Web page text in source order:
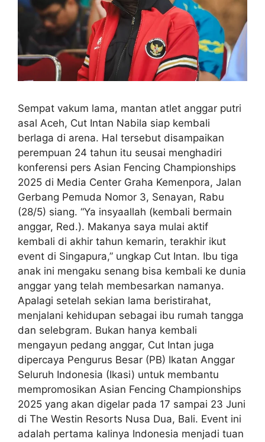
Sempat vakum lama, mantan atlet anggar putri
asal Aceh, Cut Intan Nabila siap kembali
berlaga di arena. Hal tersebut disampaikan
perempuan 24 tahun itu seusai menghadiri
konferensi pers Asian Fencing Championships
2025 di Media Center Graha Kemenpora, Jalan
Gerbang Pemuda Nomor 3, Senayan, Rabu
(28/5) siang. “Ya insyaallah (kembali bermain
anggar, Red.). Makanya saya mulai aktif
kembali di akhir tahun kemarin, terakhir ikut
event di Singapura,” ungkap Cut Intan. Ibu tiga
anak ini mengaku senang bisa kembali ke dunia
anggar yang telah membesarkan namanya.
Apalagi setelah sekian lama beristirahat,
menjalani kehidupan sebagai ibu rumah tangga
dan selebgram. Bukan hanya kembali
mengayun pedang anggar, Cut Intan juga
dipercaya Pengurus Besar (PB) Ikatan Anggar
Seluruh Indonesia (Ikasi) untuk membantu
mempromosikan Asian Fencing Championships
2025 yang akan digelar pada 17 sampai 23 Juni
di The Westin Resorts Nusa Dua, Bali. Event ini
adalah pertama kalinya Indonesia menjadi tuan